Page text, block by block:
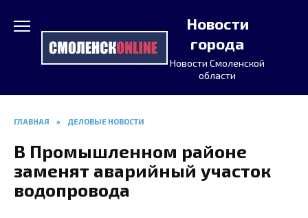
содержанию
Новости
города
Новости Смоленской
области
ГЛАВНАЯ » ДЕЛОВЫЕ НОВОСТИ
В Промышленном районе
заменят аварийный участок
водопровода